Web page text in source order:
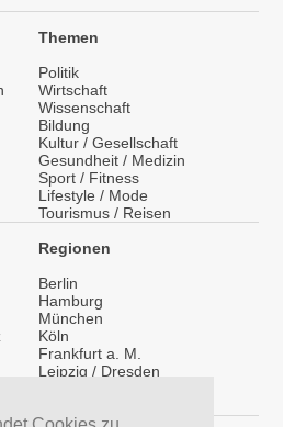
Themen
Politik
Wirtschaft
Wissenschaft
Bildung
Kultur / Gesellschaft
Gesundheit / Medizin
Sport / Fitness
Lifestyle / Mode
Tourismus / Reisen
Regionen
Berlin
Hamburg
München
Köln
Frankfurt a. M.
Leipzig / Dresden